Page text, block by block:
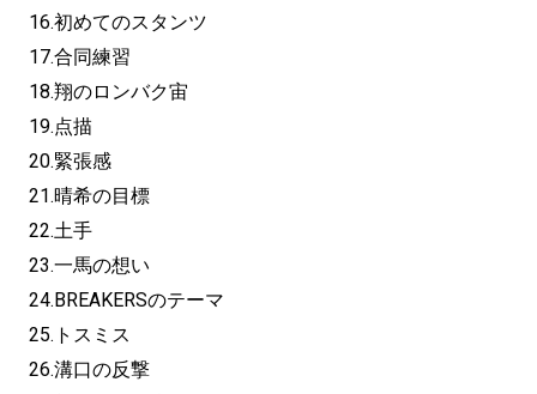
16.初めてのスタンツ
17.合同練習
18.翔のロンバク宙
19.点描
20.緊張感
21.晴希の目標
22.土手
23.一馬の想い
24.BREAKERSのテーマ
25.トスミス
26.溝口の反撃